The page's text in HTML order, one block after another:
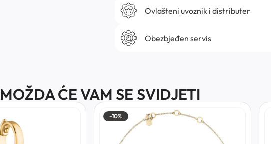
Ovlašteni uvoznik i distributer
Obezbjeđen servis
MOŽDA ĆE VAM SE SVIDJETI
-10%